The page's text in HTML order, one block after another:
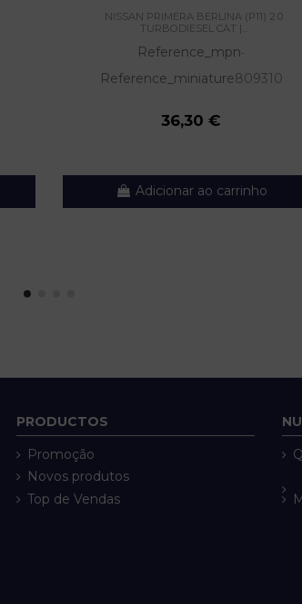
NISSAN PRIMERA BERLINA (P11) 2.0
TURBODIESEL CAT |...
Reference_mpn-
Reference_miniature809310
36,30 €
Adicionar ao carrinho
PRODUCTOS
Promoção
Novos produtos
Top de Vendas